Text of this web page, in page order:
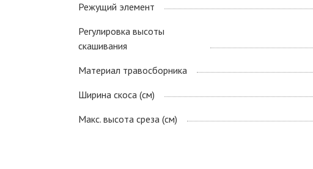
Режущий элемент
Регулировка высоты
скашивания
Материал травосборника
Ширина скоса (см)
Макс. высота среза (см)